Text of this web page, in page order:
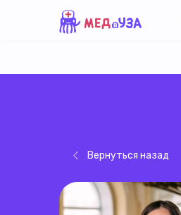
Вернуться назад